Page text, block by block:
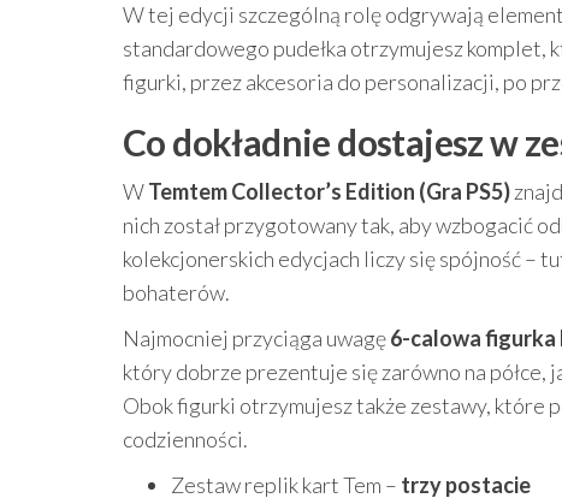
W tej edycji szczególną rolę odgrywają
standardowego pudełka otrzymujesz komplet,
figurki, przez akcesoria do personalizacji, po
Co dokładnie dostajesz w
WTemtem Collector’s Edition (Gra PS5)
nich został przygotowany tak, aby wzbogacić
kolekcjonerskich edycjach liczy się spójność –
bohaterów.
Najmocniej przyciąga uwagę6-calowa figurka
który dobrze prezentuje się zarówno na półce,
Obok figurki otrzymujesz także zestawy, które
codzienności.
Zestaw replik kart Tem – trzy postacie